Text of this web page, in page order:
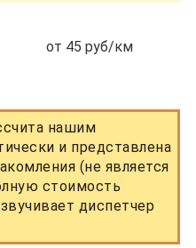
от 45 руб/км
нашим
и представлена
(не является
стоимость
диспетчер